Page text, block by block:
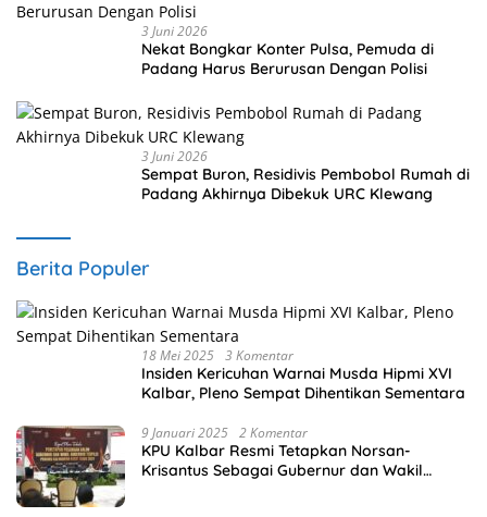
3 Juni 2026
Nekat Bongkar Konter Pulsa, Pemuda di
Padang Harus Berurusan Dengan Polisi
3 Juni 2026
Sempat Buron, Residivis Pembobol Rumah di
Padang Akhirnya Dibekuk URC Klewang
Berita Populer
18 Mei 2025 3 Komentar
Insiden Kericuhan Warnai Musda Hipmi XVI
Kalbar, Pleno Sempat Dihentikan Sementara
9 Januari 2025 2 Komentar
KPU Kalbar Resmi Tetapkan Norsan-
Krisantus Sebagai Gubernur dan Wakil